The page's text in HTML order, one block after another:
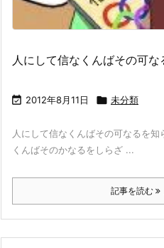
人にして信なくんばその可な
 2012年8月11日  未分類
人にして信なくんばその可なるを
くんばそのかなるをしらざ ...
記事を読む